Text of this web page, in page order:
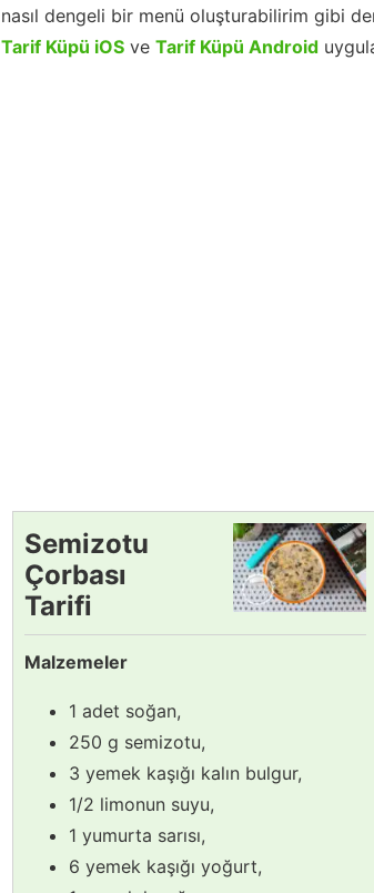
nasıl dengeli bir menü oluşturabilirim gibi
Tarif Küpü iOS ve Tarif Küpü Android
Semizotu
Çorbası
Tarifi
Malzemeler
1 adet soğan,
250 g semizotu,
3 yemek kaşığı kalın bulgur,
1/2 limonun suyu,
1 yumurta sarısı,
6 yemek kaşığı yoğurt,